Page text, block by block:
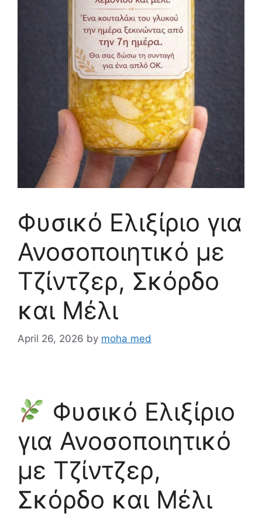
Φυσικό Ελιξίριο για
Ανοσοποιητικό με
Τζίντζερ, Σκόρδο
και Μέλι
April 26, 2026 by moha med
Φυσικό Ελιξίριο
για Ανοσοποιητικό
με Τζίντζερ,
Σκόρδο και Μέλι